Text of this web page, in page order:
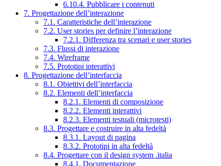
6.10.4. Pubblicare i contenuti
7. Progettazione dell’interazione
7.1. Caratteristiche dell’interazione
7.2. User stories per definire l’interazione
7.2.1. Differenza tra scenari e user stories
7.3. Flussi di interazione
7.4. Wireframe
7.5. Prototipi interattivi
8. Progettazione dell’interfaccia
8.1. Obiettivi dell’interfaccia
8.2. Elementi dell’interfaccia
8.2.1. Elementi di composizione
8.2.2. Elementi interattivi
8.2.3. Elementi testuali (microtesti)
8.3. Progettare e costruire in alta fedeltà
8.3.1. Layout di pagina
8.3.2. Prototipi in alta fedeltà
8.4. Progettare con il design system .italia
8.4.1. Documentazione